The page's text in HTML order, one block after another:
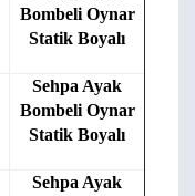
Bombeli Oynar
Statik Boyalı
Sehpa Ayak
Bombeli Oynar
Statik Boyalı
Sehpa Ayak